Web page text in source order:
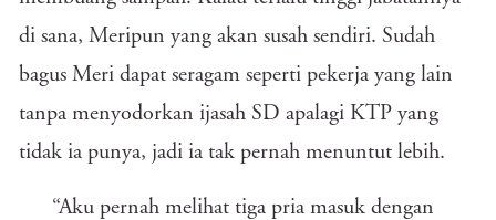
di sana, Meripun yang akan susah sendiri. Sudah
bagus Meri dapat seragam seperti pekerja yang lain
tanpa menyodorkan ijasah SD apalagi KTP yang
tidak ia punya, jadi ia tak pernah menuntut lebih.
“Aku pernah melihat tiga pria masuk dengan